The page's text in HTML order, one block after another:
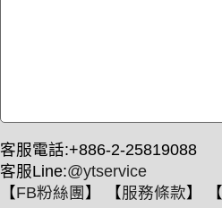
客服電話:+886-2-25819088
客服Line:@ytservice
【FB粉絲團 】 【服務條款】 【